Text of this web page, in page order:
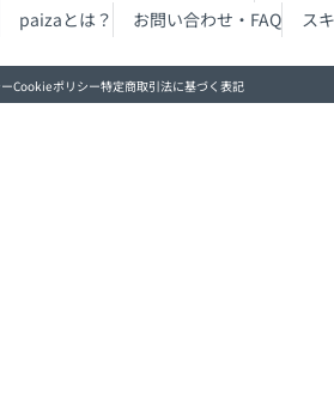
paizaとは？ お問い合わせ・FAQ ス
Cookieポリシー特定商取引法に基づく表記